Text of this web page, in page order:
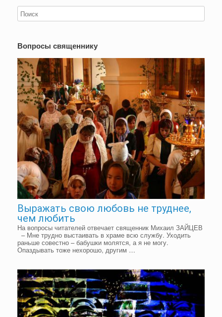
Вопросы священнику
Выражать свою любовь не труднее,
чем любить
На вопросы читателей отвечает священник Михаил ЗАЙЦЕВ
– Мне трудно выстаивать в храме всю службу. Уходить
раньше совестно – бабушки молятся, а я не могу.
Опаздывать тоже нехорошо, другим …